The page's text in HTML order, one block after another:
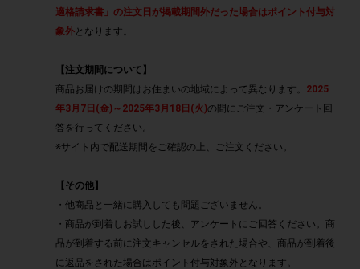
適格請求書」の注文日が掲載期間外だった場合はポイント付与対
象外となります。
【注文期間について】
商品お届けの期間はお住まいの地域によって異なります。 2025
年3月7日(金)～2025年3月18日(火)の間にご注文・アンケート回
答を行ってください。
※サイト内で配送期間をご確認の上、ご注文ください。
【その他】
・他商品と一緒に購入しても問題ございません。
・商品が到着しお試しした後、アンケートにご回答ください。商
品が到着する前に注文キャンセルをされた場合や、商品が到着後
に返品をされた場合はポイント付与対象外となります。